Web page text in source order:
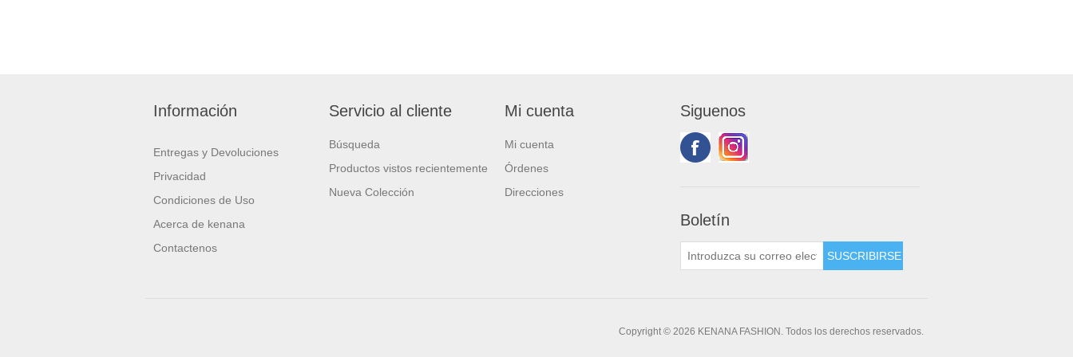
Información
Entregas y Devoluciones
Privacidad
Condiciones de Uso
Acerca de kenana
Contactenos
Servicio al cliente
Búsqueda
Productos vistos recientemente
Nueva Colección
Mi cuenta
Mi cuenta
Órdenes
Direcciones
Siguenos
Boletín
Copyright © 2026 KENANA FASHION. Todos los derechos reservados.